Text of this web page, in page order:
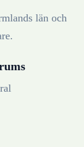
län och